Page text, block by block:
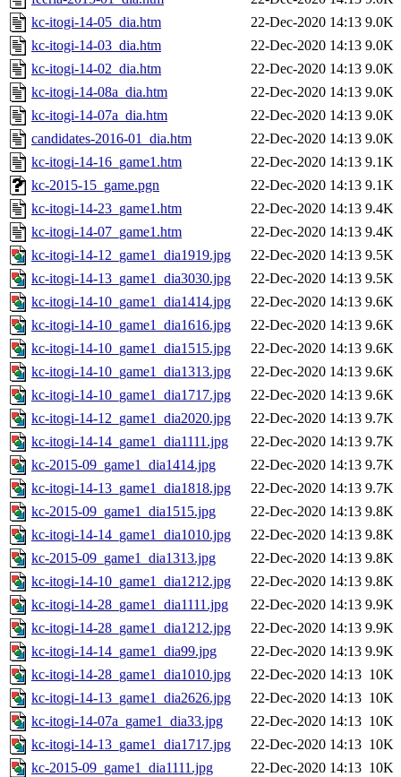
kc-itogi-14-05_dia.htm
22-Dec-2020 14:13 9.0K
kc-itogi-14-03_dia.htm
22-Dec-2020 14:13 9.0K
kc-itogi-14-02_dia.htm
22-Dec-2020 14:13 9.0K
kc-itogi-14-08a_dia.htm
22-Dec-2020 14:13 9.0K
kc-itogi-14-07a_dia.htm
22-Dec-2020 14:13 9.0K
candidates-2016-01_dia.htm
22-Dec-2020 14:13 9.0K
kc-itogi-14-16_game1.htm
22-Dec-2020 14:13 9.1K
kc-2015-15_game.pgn
22-Dec-2020 14:13 9.1K
kc-itogi-14-23_game1.htm
22-Dec-2020 14:13 9.4K
kc-itogi-14-07_game1.htm
22-Dec-2020 14:13 9.4K
kc-itogi-14-12_game1_dia1919.jpg
22-Dec-2020 14:13 9.5K
kc-itogi-14-13_game1_dia3030.jpg
22-Dec-2020 14:13 9.5K
kc-itogi-14-10_game1_dia1414.jpg
22-Dec-2020 14:13 9.6K
kc-itogi-14-10_game1_dia1616.jpg
22-Dec-2020 14:13 9.6K
kc-itogi-14-10_game1_dia1515.jpg
22-Dec-2020 14:13 9.6K
kc-itogi-14-10_game1_dia1313.jpg
22-Dec-2020 14:13 9.6K
kc-itogi-14-10_game1_dia1717.jpg
22-Dec-2020 14:13 9.6K
kc-itogi-14-12_game1_dia2020.jpg
22-Dec-2020 14:13 9.7K
kc-itogi-14-14_game1_dia1111.jpg
22-Dec-2020 14:13 9.7K
kc-2015-09_game1_dia1414.jpg
22-Dec-2020 14:13 9.7K
kc-itogi-14-13_game1_dia1818.jpg
22-Dec-2020 14:13 9.7K
kc-2015-09_game1_dia1515.jpg
22-Dec-2020 14:13 9.8K
kc-itogi-14-14_game1_dia1010.jpg
22-Dec-2020 14:13 9.8K
kc-2015-09_game1_dia1313.jpg
22-Dec-2020 14:13 9.8K
kc-itogi-14-10_game1_dia1212.jpg
22-Dec-2020 14:13 9.8K
kc-itogi-14-28_game1_dia1111.jpg
22-Dec-2020 14:13 9.9K
kc-itogi-14-28_game1_dia1212.jpg
22-Dec-2020 14:13 9.9K
kc-itogi-14-14_game1_dia99.jpg
22-Dec-2020 14:13 9.9K
kc-itogi-14-28_game1_dia1010.jpg
22-Dec-2020 14:13 10K
kc-itogi-14-13_game1_dia2626.jpg
22-Dec-2020 14:13 10K
kc-itogi-14-07a_game1_dia33.jpg
22-Dec-2020 14:13 10K
kc-itogi-14-13_game1_dia1717.jpg
22-Dec-2020 14:13 10K
kc-2015-09_game1_dia1111.jpg
22-Dec-2020 14:13 10K